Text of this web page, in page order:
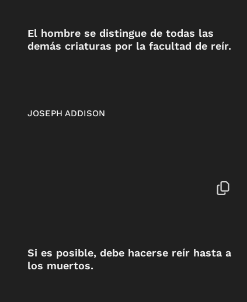
El hombre se distingue de todas las
demás criaturas por la facultad de reír.
JOSEPH ADDISON
Si es posible, debe hacerse reír hasta a
los muertos.